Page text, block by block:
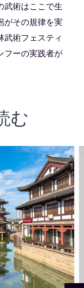
武術はここで生
がその規律を実
武術フェスティ
フーの実践者が
む